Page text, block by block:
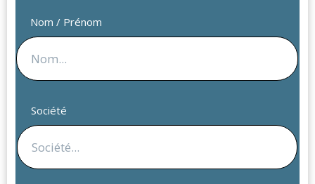
Nom / Prénom
Société